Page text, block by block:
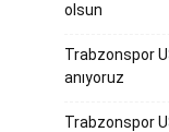
olsun
Trabzonspor
anıyoruz
Trabzonspor